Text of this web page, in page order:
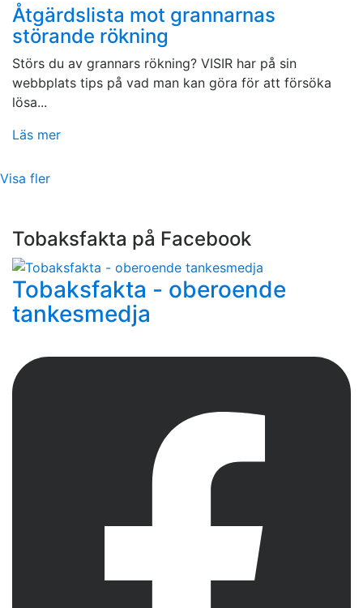
Åtgärdslista mot grannarnas
störande rökning
Störs du av grannars rökning? VISIR har på sin
webbplats tips på vad man kan göra för att försöka
lösa...
Läs mer
Visa fler
Tobaksfakta på Facebook
Tobaksfakta - oberoende
tankesmedja